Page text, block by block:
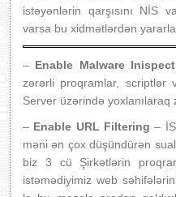
istəyənlərin qarşısını NİS
varsa bu xidmətlərdən
– Enable Malware
zərərli proqramlar, scriptlər
Server üzərində yoxlanılaraq
– Enable URL Filtering –
məni ən çox düşündürən
biz 3 cü Şirkətlərin
istəmədiyimiz web